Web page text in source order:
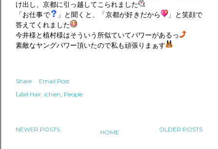
け出し、京都に引っ越してこられました
「お仕事で
」と聞くと、「京都が好きだから
」と笑顔で
答えてくれました
今井様と植村様はそういう所似ていてパワーがあるっ
素敵なヤングパワー頂いたので私も頑張りまぁす
Share Email Post
Label Hair ichien People
NEWER POSTS OLDER POSTS
HOME